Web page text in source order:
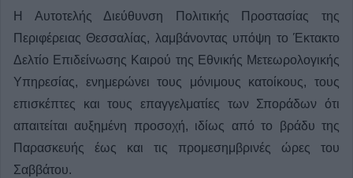
Η Αυτοτελής Διεύθυνση Πολιτικής Προστασίας της
Περιφέρειας Θεσσαλίας, λαμβάνοντας υπόψη το Έκτακτο
Δελτίο Επιδείνωσης Καιρού της Εθνικής Μετεωρολογικής
Υπηρεσίας, ενημερώνει τους μόνιμους κατοίκους, τους
επισκέπτες και τους επαγγελματίες των Σποράδων ότι
απαιτείται αυξημένη προσοχή, ιδίως από το βράδυ της
Παρασκευής έως και τις προμεσημβρινές ώρες του
Σαββάτου.